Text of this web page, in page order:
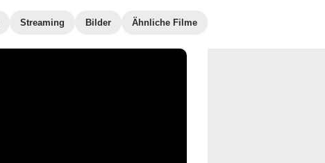
Streaming Bilder Ähnliche Filme